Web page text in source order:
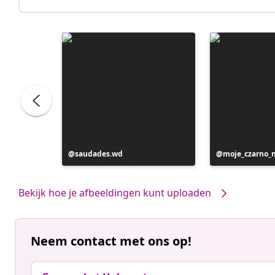
Bericht
gepubliceerd
saudades.wd
Bericht
gepubliceerd
Bekijk hoe je afbeeldingen kunt uploaden
Neem contact met ons op!